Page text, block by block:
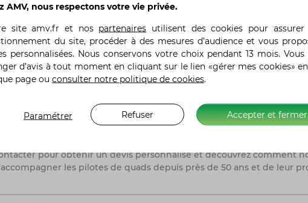
/ SSV, il est primordial de comparer les tarifs, les garanties et les
une option à prendre en sérieuse considération. Fort de son
assurant ainsi une couverture complète et fiable pour leurs
sur mesure et des conseils avisés, assurant la tranquillité d'esprit
la route et les chemins.
?
AMV intègre plusieurs facteurs tels que le modèle du quad,
et le niveau de garanties désiré. Chez AMV, nous offrons des
conseillers spécialisés sont là pour vous aider à choisir la
pour obtenir un devis personnalisé et découvrez comment
les pilotes de quads depuis près de 50 ans et de leur
AMV, nous respectons votre vie privée.
siteamv.fr et nos partenaires utilisent des cookies pour
du site, procéder à des mesures d’audience et vous
personnalisées. Nous conservons votre choix pendant 13 mois. Vous
d’avis à tout moment en cliquant sur le lien «gérer mes cookies»
page ou consulter notre politique de cookies.
Accepter et fermer
Refuser
Paramétrer